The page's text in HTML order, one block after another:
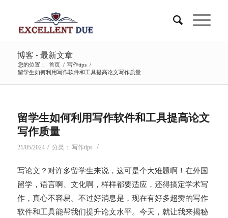
博客 - 最新文章
您的位置： 首页 / 写作tips /
留学生如何利用写作软件和工具提高论文写作质量
留学生如何利用写作软件和工具提高论文
写作质量
21/05/2024 / 分类： 写作tips /
写论文？对许多留学生来说，这可是个大难题啊！在外国
留学，语言啊、文化啊，样样都要适应，还得搞定学术写
作，真心不容易。不过好消息是，现在有好多超赞的写作
软件和工具能帮我们提升论文水平。今天，就让我来揭秘